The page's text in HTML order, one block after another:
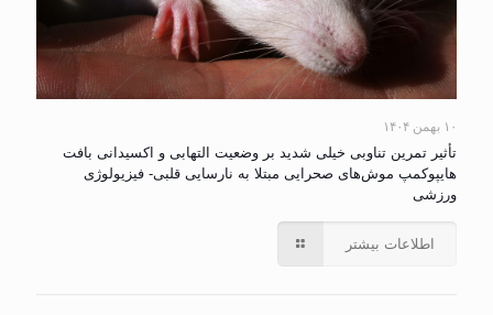
۱۰ بهمن ۱۴۰۴
تأثیر تمرین تناوبی خیلی شدید بر وضعیت التهابی و اکسیدانی بافت
هایپوکمپ موش‌های صحرایی مبتلا به نارسایی قلبی- فیزیولوژی
ورزشی
اطلاعات بیشتر